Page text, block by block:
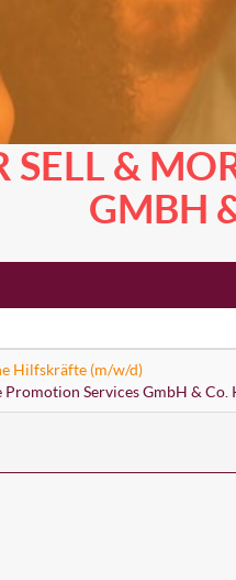
SELL &
GMBH
Hilfskräfte (m/w/d)
Promotion Services GmbH & Co.